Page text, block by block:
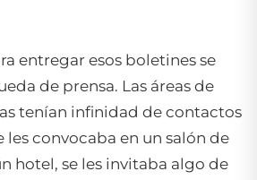
entregar esos boletines se
de prensa. Las áreas de
tenían infinidad de contactos
les convocaba en un salón de
hotel, se les invitaba algo de